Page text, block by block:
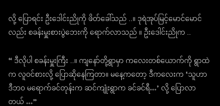
လို့ ပြောရင်း ဦးဒေါင်းညိုကို ဖိတ်ခေါ်သည် ..။ ဒုရဲအုပ်မြင့်မောင်မောင်
လည်း စခန်းမှူးစားပွဲဘေးကို ရောက်လာသည် ။ ဦးဒေါင်းညိုက ..
“ ဒီလိုပါ စခန်းမှူးကြီး ..။ ကျနော်တို့ရွာမှာ ကလေးတစ်ယောက်ကို ရွာထဲ
က လူဝင်စားလို့ ပြောဆိုနေကြတာ။ မနေ့ကတော့ ဒီကလေးက ‘သူဟာ
ဒီဘ၀ မရောက်ခင်တုန်းက ဆင်ကျုံးရွာက ခင်ခင်ရီ…’ လို့ ပြောလာ
တယ် …”